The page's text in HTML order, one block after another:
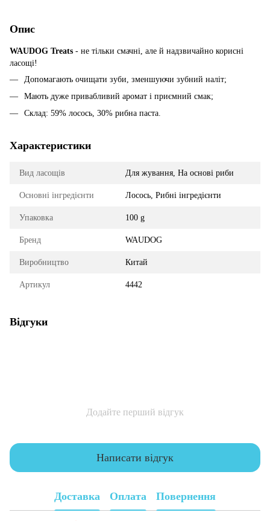
Опис
WAUDOG Treats - не тільки смачні, але й надзвичайно корисні
ласощі!
Допомагають очищати зуби, зменшуючи зубний наліт;
Мають дуже привабливий аромат і приємний смак;
Склад: 59% лосось, 30% рибна паста.
Характеристики
Вид ласощів Для жування, На основі риби
Основні інгредієнти Лосось, Рибні інгредієнти
Упаковка 100 g
Бренд WAUDOG
Виробництво Китай
Артикул 4442
Відгуки
Додайте перший відгук
Написати відгук
Доставка Оплата Повернення